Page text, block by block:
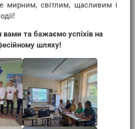
мирним, світлим, щасливим і
та бажаємо успіхів на
шляху!